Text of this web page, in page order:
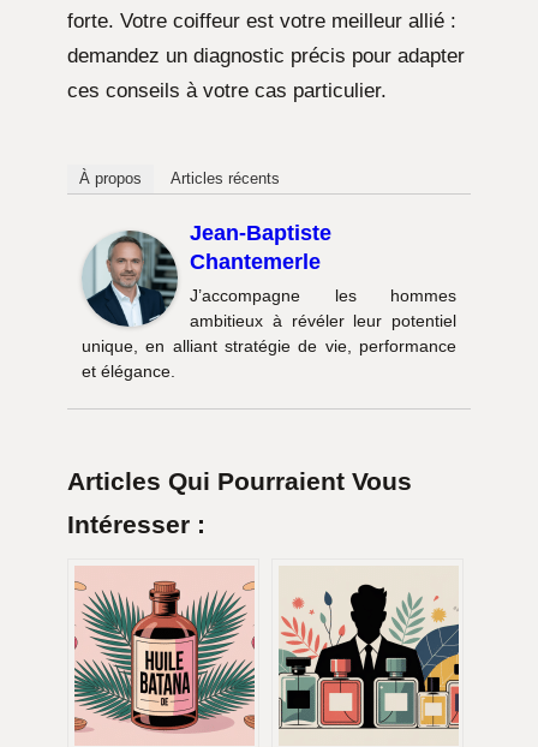
forte. Votre coiffeur est votre meilleur allié :
demandez un diagnostic précis pour adapter
ces conseils à votre cas particulier.
À propos Articles récents
Jean-Baptiste
Chantemerle
J’accompagne les hommes
ambitieux à révéler leur potentiel
unique, en alliant stratégie de vie, performance
et élégance.
Articles Qui Pourraient Vous
Intéresser :